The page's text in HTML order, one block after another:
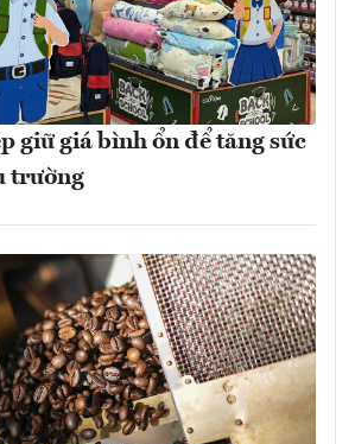
giữ giá bình ổn để tăng sức
trường